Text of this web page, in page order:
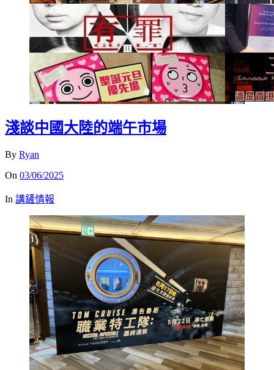
淺談中國大陸的端午市場
By Ryan
On 03/06/2025
In 講鏟情報